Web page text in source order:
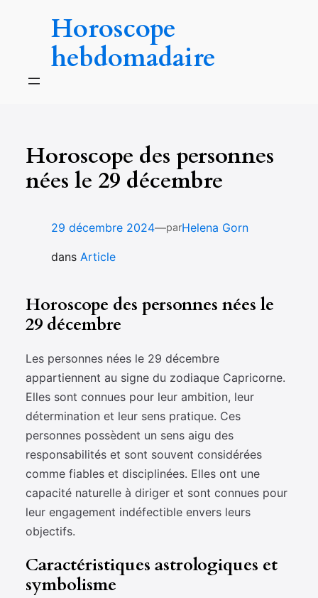
Horoscope
hebdomadaire
Horoscope des personnes
nées le 29 décembre
29 décembre 2024—parHelena Gorn
dans Article
Horoscope des personnes nées le
29 décembre
Les personnes nées le 29 décembre
appartiennent au signe du zodiaque Capricorne.
Elles sont connues pour leur ambition, leur
détermination et leur sens pratique. Ces
personnes possèdent un sens aigu des
responsabilités et sont souvent considérées
comme fiables et disciplinées. Elles ont une
capacité naturelle à diriger et sont connues pour
leur engagement indéfectible envers leurs
objectifs.
Caractéristiques astrologiques et
symbolisme